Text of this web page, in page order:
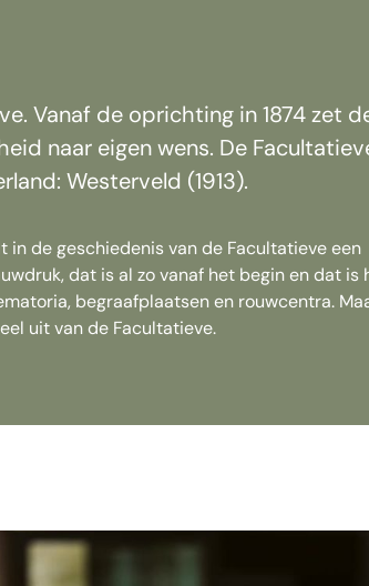
Vanaf de oprichting in 1874 zet
naar eigen wens. De
Westerveld (1913).
in de geschiedenis van de Facultatieve een
dat is al zo vanaf het begin en dat is
begraafplaatsen en rouwcentra.
uit van de Facultatieve.